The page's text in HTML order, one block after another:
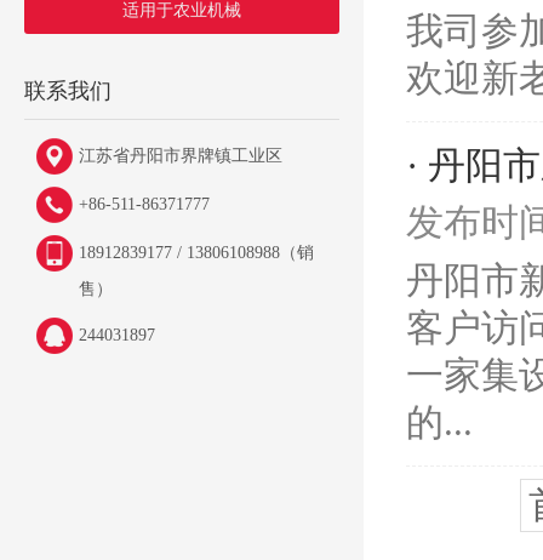
适用于农业机械
联系我们
江苏省丹阳市界牌镇工业区
+86-511-86371777
18912839177 / 13806108988（销
售）
244031897
我司参
欢迎新
· 丹阳
发布时
丹阳市
客户访
一家集
的...